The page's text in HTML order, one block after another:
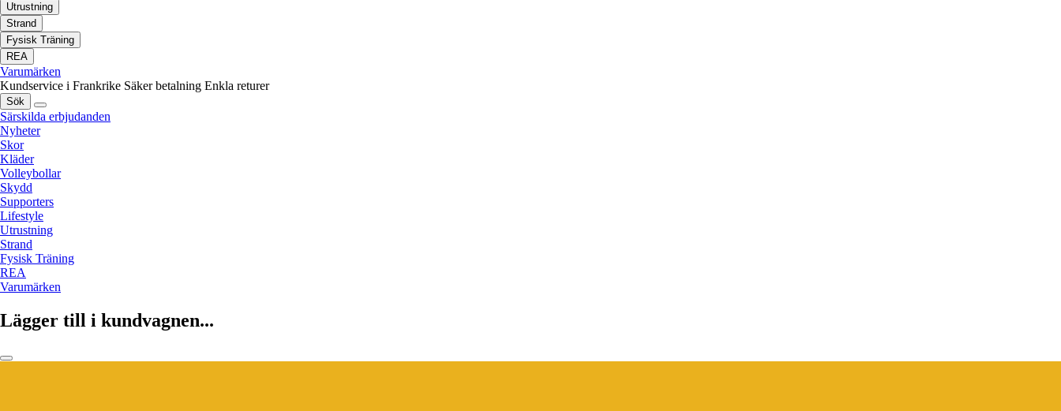
Utrustning
Strand
Fysisk Träning
REA
Varumärken
Kundservice i Frankrike Säker betalning Enkla returer
Sök
Särskilda erbjudanden
Nyheter
Skor
Kläder
Volleybollar
Skydd
Supporters
Lifestyle
Utrustning
Strand
Fysisk Träning
REA
Varumärken
Lägger till i kundvagnen...